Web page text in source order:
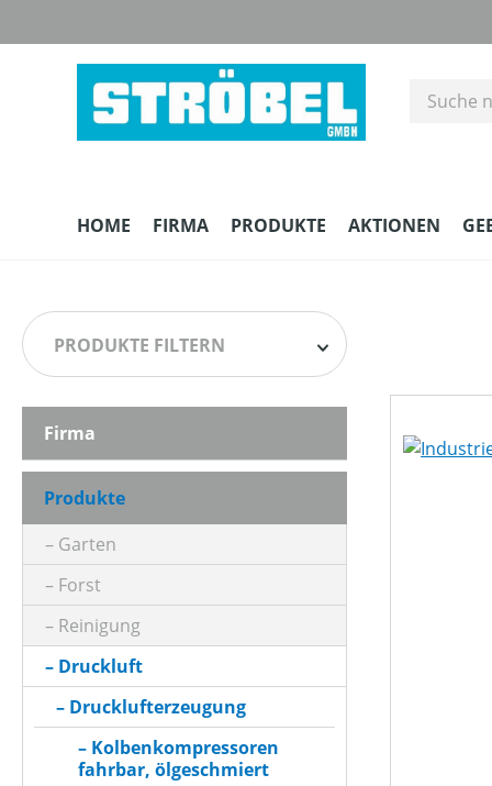
HOME FIRMA PRODUKTE AKTIONEN
PRODUKTE FILTERN
HERSTELLER
Firma
Produkte
Garten
Forst
Reinigung
Druckluft
Drucklufterzeugung
Kolbenkompressoren
fahrbar, ölgeschmiert